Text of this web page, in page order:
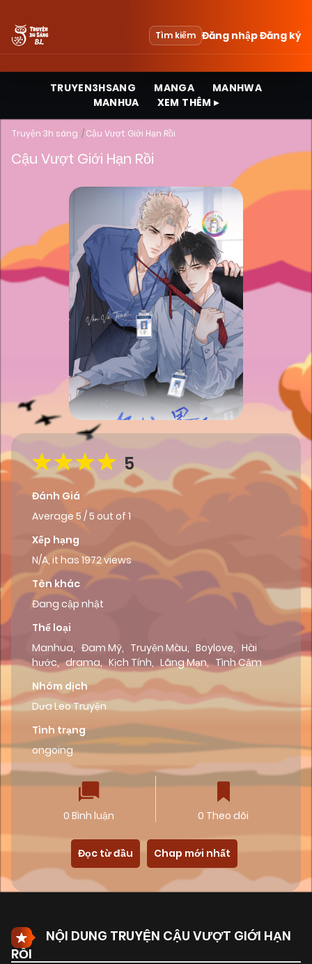
Tìm kiếm Đăng nhậpĐăng ký
TRUYEN3HSANG MANGA
MANHWA
MANHUA
XEM THÊM ▸
Truyện 3h sáng Cậu Vượt Giới Hạn Rồi
Cậu Vượt Giới Hạn Rồi
5
Đánh Giá
Average 5 /5 out of 1
Xếp hạng
N/A, it has 1972 views
Tên khác
Đang cập nhật
Thể loại
Manhua, Đam Mỹ, Truyện Màu, Boylove, Hài
hước, drama, Kịch Tính, Lãng Mạn, Tình Cảm
Nhóm dịch
Dưa Leo Truyện
Tình trạng
ongoing
0 Bình luận 0 Theo dõi
Đọc từ đầu Chap mới nhất
NỘI DUNG TRUYỆN CẬU VƯỢT GIỚI HẠN
RỒI